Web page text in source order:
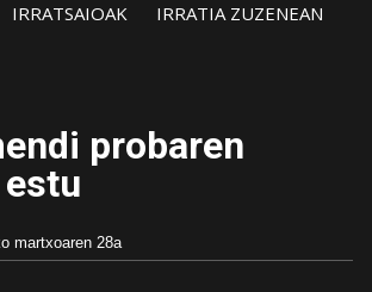
IRRATSAIOAK IRRATIA ZUZENEAN
probaren
martxoaren 28a